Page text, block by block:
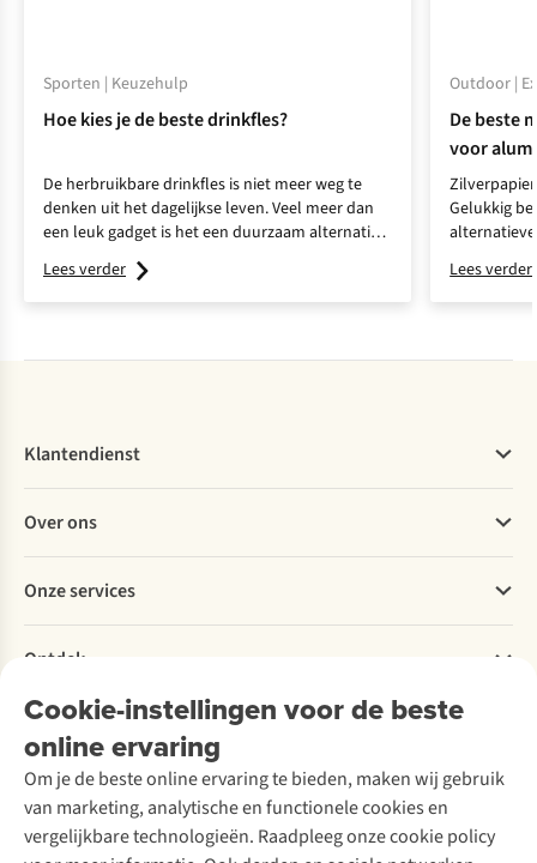
Sporten | Keuzehulp
Hoe kies je de beste drinkfles?
De herbruikbare drinkfles is niet meer weg te
denken uit het dagelijkse leven. Veel meer dan
een leuk gadget is het een duurzaam alternatief
voor plastic wegwerpflessen én de beste
motivator om dagelijks genoeg water te drinken.
Je vindt ze in allerlei kleuren en maten. Wij
Lees verder
Outdoor |
De beste
voor
Gelukkig
Lees verder
Cookie-instellingen voor de beste
online ervaring
Om je de beste online ervaring te bieden, maken wij gebruik
van marketing, analytische en functionele cookies en
vergelijkbare technologieën. Raadpleeg onze cookie policy
Klantendienst
Bestellen
Betalen
Levering
Retourneren
Bestelling herroepen
Garantie
Contact
Over ons
Explore More
Verantwoord ondernemen
Over Ayacucho
Onze winkels
Over A.S.Adventure
Toegankelijkheidsverklaring
Onze services
Ski-onderhoud
Wasservice
Schoenonderhoud
Schoenherstelling
Kledingherstelling
Retouches
Ontdek
A.S.Magazine
Podcast
Explore Academy
Explore Camp
Gear Check
Meld je aan voor de nieuwsbrief